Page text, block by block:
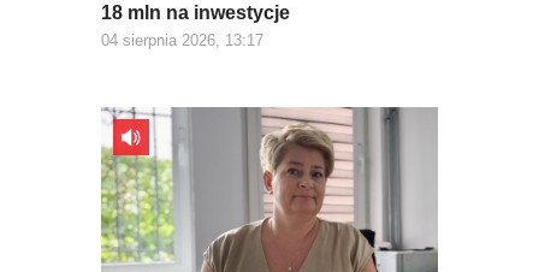
18 mln na inwestycje
04 sierpnia 2026, 13:17